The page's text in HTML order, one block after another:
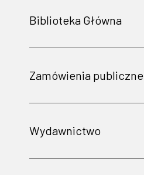
Biblioteka Główna
Zamówienia publiczne
Wydawnictwo